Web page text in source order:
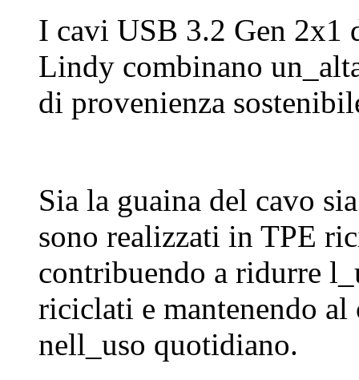
I cavi USB 3.2 Gen 2x1
Lindy combinano
di provenienza
Sia la guaina del cavo
sono realizzati in TPE
contribuendo a ridurre
riciclati e mantenendo al
nell_uso quotidiano.